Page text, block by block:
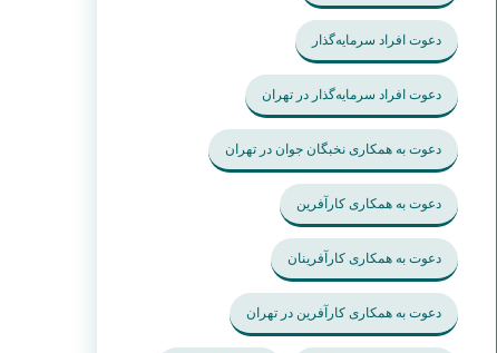
دعوت افراد سرمایه‌گذار
دعوت افراد سرمایه‌گذار در تهران
دعوت به همکاری نخبگان جوان در تهران
دعوت به همکاری کارآفرین
دعوت به همکاری کارآفرینان
دعوت به همکاری کارآفرین در تهران